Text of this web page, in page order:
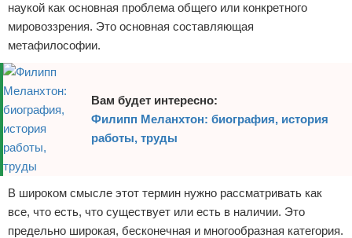
наукой как основная проблема общего или конкретного
мировоззрения. Это основная составляющая
метафилософии.
Вам будет интересно:
Филипп Меланхтон: биография, история
работы, труды
В широком смысле этот термин нужно рассматривать как
все, что есть, что существует или есть в наличии. Это
предельно широкая, бесконечная и многообразная категория.